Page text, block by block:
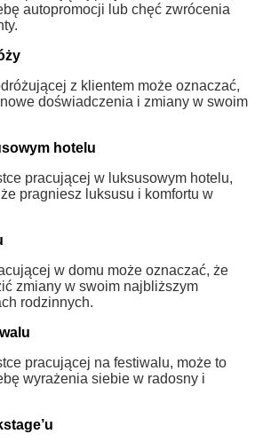
autopromocji lub chęć zwrócenia
z klientem może oznaczać,
doświadczenia i zmiany w swoim
hotelu
pracującej w luksusowym hotelu,
pragniesz luksusu i komfortu w
w domu może oznaczać, że
zmiany w swoim najbliższym
rodzinnych.
pracującej na festiwalu, może to
wyrażenia siebie w radosny i